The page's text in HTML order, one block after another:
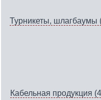
Турникеты, шлагбаумы
Кабельная продукция